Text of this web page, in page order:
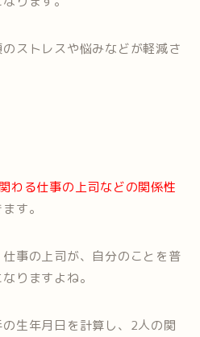
ストレスや悩みなどが軽減さ
わる仕事の上司などの関係性
す。
事の上司が、自分のことを普
りますよね。
生年月日を計算し、2人の関